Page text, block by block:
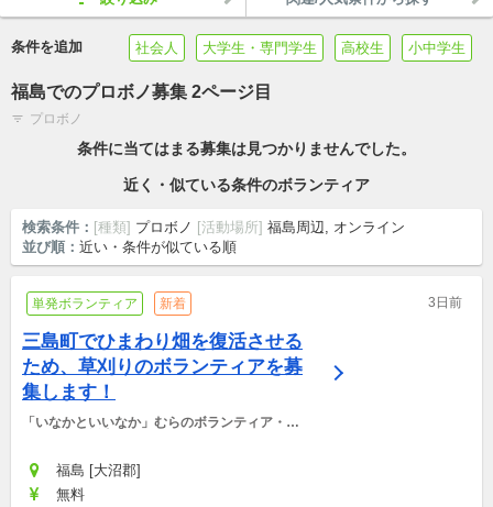
条件を追加 社会人 大学生・専門学生 高校生 小中学生
福島でのプロボノ募集 2ページ目
filter_list プロボノ
条件に当てはまる募集は見つかりませんでした。
近く・似ている条件のボランティア
検索条件： [種類] プロボノ [活動場所] 福島周辺, オンライン
並び順： 近い・条件が似ている順
単発ボランティア 新着 3日前
三島町でひまわり畑を復活させる
ため、草刈りのボランティアを募
集します！
「いなかといいなか」むらのボランティア・マ
福島 [大沼郡]
無料